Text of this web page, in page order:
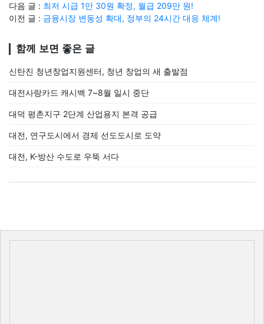
다음 글 : 최저 시급 1만 30원 확정, 월급 209만 원!
이전 글 : 금융시장 변동성 확대, 정부의 24시간 대응 체계!
함께 보면 좋은 글
신탄진 청년창업지원센터, 청년 창업의 새 출발점
대전사랑카드 캐시백 7~8월 일시 중단
대덕 평촌지구 2단계 산업용지 본격 공급
대전, 연구도시에서 경제 선도도시로 도약
대전, K-방산 수도로 우뚝 서다